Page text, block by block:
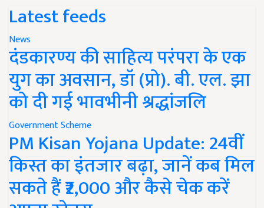
Latest feeds
News
दंडकारण्य की साहित्य परंपरा के एक
युग का अवसान, डॉ (प्रो). बी. एल. झा
को दी गई भावभीनी श्रद्धांजलि
Government Scheme
PM Kisan Yojana Update: 24वीं
किस्त का इंतजार बढ़ा, जानें कब मिल
सकते हैं ₹2,000 और कैसे चेक करें